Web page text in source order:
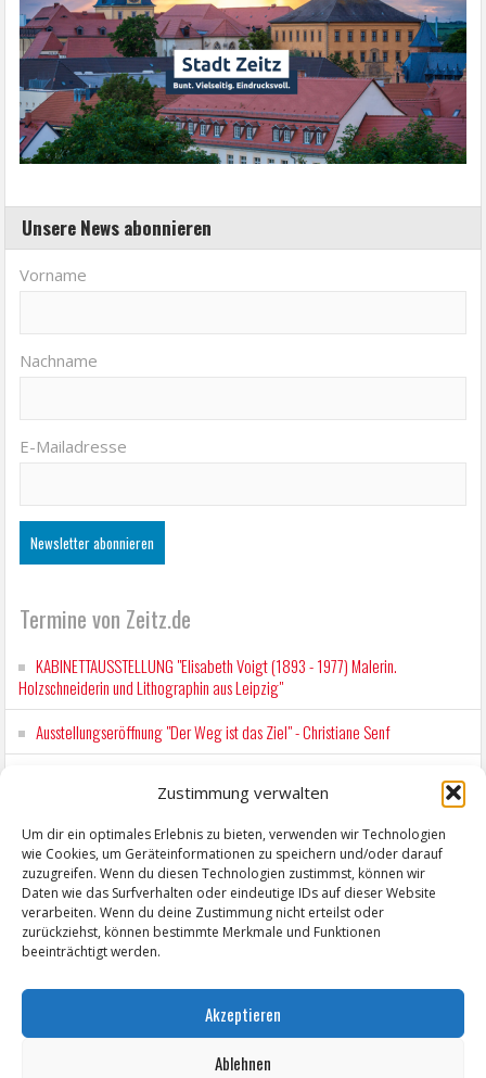
Zustimmung verwalten
Um dir ein optimales Erlebnis zu bieten, verwenden wir Technologien
wie Cookies, um Geräteinformationen zu speichern und/oder darauf
zuzugreifen. Wenn du diesen Technologien zustimmst, können wir
Daten wie das Surfverhalten oder eindeutige IDs auf dieser Website
verarbeiten. Wenn du deine Zustimmung nicht erteilst oder
zurückziehst, können bestimmte Merkmale und Funktionen
beeinträchtigt werden.
Akzeptieren
Ablehnen
Unsere News abonnieren
Vorname
Nachname
E-Mailadresse
Termine von Zeitz.de
KABINETTAUSSTELLUNG "Elisabeth Voigt (1893 - 1977) Malerin.
Holzschneiderin und Lithographin aus Leipzig"
Ausstellungseröffnung "Der Weg ist das Ziel" - Christiane Senf
Kunstfest Zeitz